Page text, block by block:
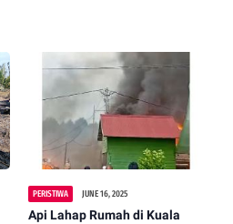
PERISTIWA JUNE 16, 2025
Api Lahap Rumah di Kuala